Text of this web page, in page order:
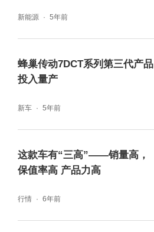
新能源 5年前
蜂巢传动7DCT系列第三代产品
投入量产
新车 5年前
这款车有“三高”——销量高，
保值率高 产品力高
行情 6年前